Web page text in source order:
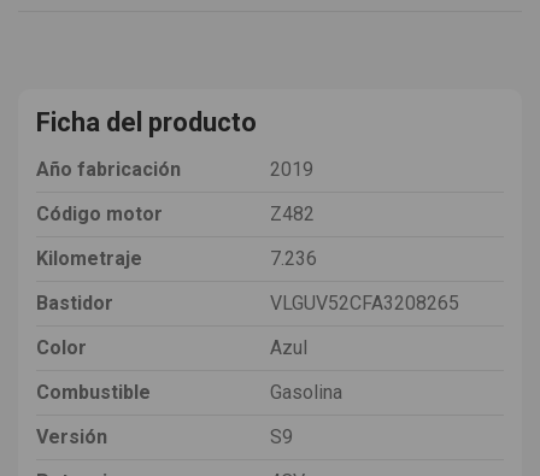
Ficha del producto
Año fabricación
2019
Código motor
Z482
Kilometraje
7.236
Bastidor
VLGUV52CFA3208265
Color
Azul
Combustible
Gasolina
Versión
S9